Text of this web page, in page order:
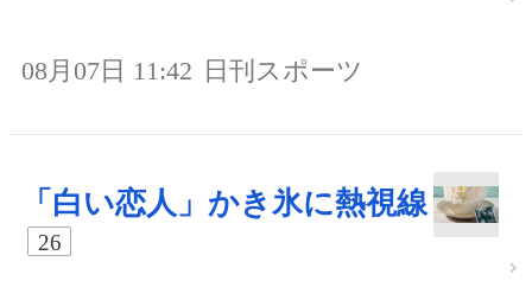
08月07日 11:42 日刊スポーツ
「白い恋人」かき氷に熱視線
26